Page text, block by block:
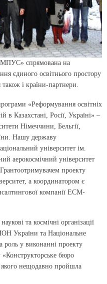
спрямована на
єдиного освітнього простору
і країни-партнери.
«Реформування освітніх
в Казахстані, Росії, Україні» –
Німеччини, Бельгії,
Нашу державу
університет ім.
аерокосмічний університет
проекту
а координатором є
компанії ECM-
та космічні організації
України та Національне
роль у виконанні проекту
бюро
нещодавно пройшла